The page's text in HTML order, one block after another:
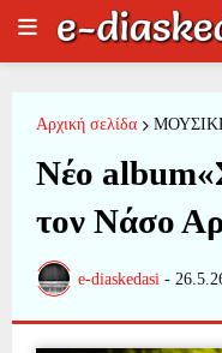
Αρχική σελίδα
Νέο
τον Νάσο
e-diaskedasi -